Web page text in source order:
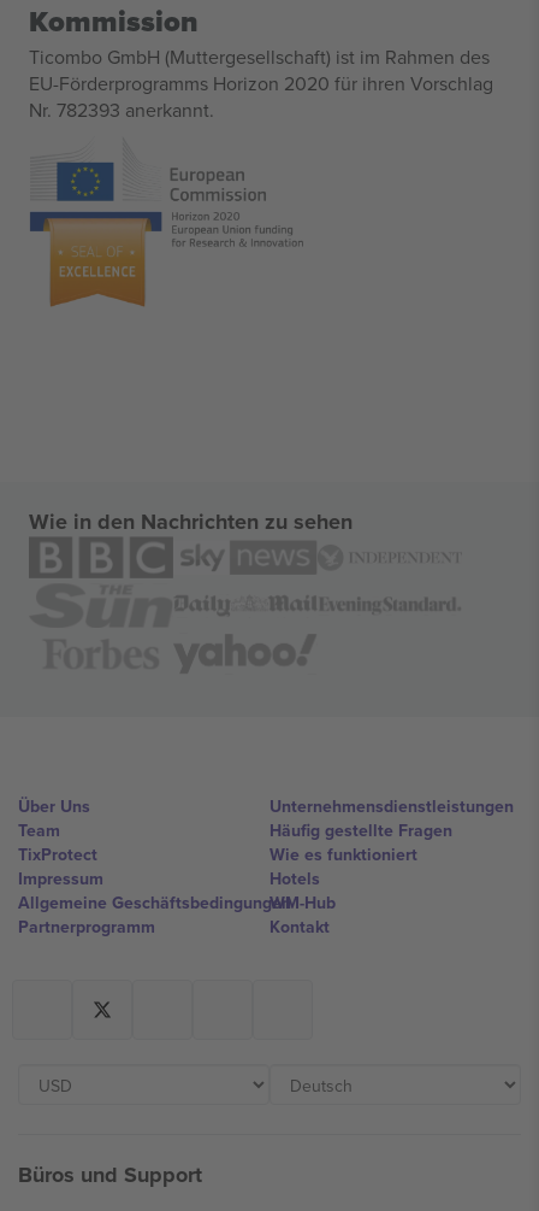
Kommission
Ticombo GmbH (Muttergesellschaft) ist im Rahmen des
EU-Förderprogramms Horizon 2020 für ihren Vorschlag
Nr. 782393 anerkannt.
Wie in den Nachrichten zu sehen
Über Uns
Team
TixProtect
Impressum
Allgemeine Geschäftsbedingungen
Partnerprogramm
Unternehmensdienstleistungen
Häufig gestellte Fragen
Wie es funktioniert
Hotels
WM-Hub
Kontakt
Büros und Support